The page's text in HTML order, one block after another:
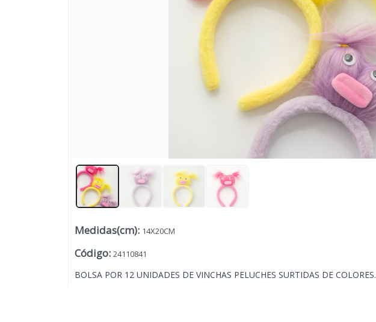
Medidas(cm): 14X20CM
Código: 24110841
BOLSA POR 12 UNIDADES DE VINCHAS PELUCHES SURTIDAS DE COLORES.